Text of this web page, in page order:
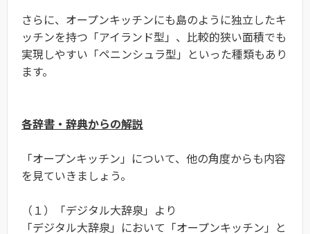
さらに、オープンキッチンにも島のように独立したキ
ッチンを持つ「アイランド型」、比較的狭い面積でも
実現しやすい「ペニンシュラ型」といった種類もあり
ます。
各辞書・辞典からの解説
「オープンキッチン」について、他の角度からも内容
を見ていきましょう。
（１）「デジタル大辞泉」より
「デジタル大辞泉」において「オープンキッチン」と